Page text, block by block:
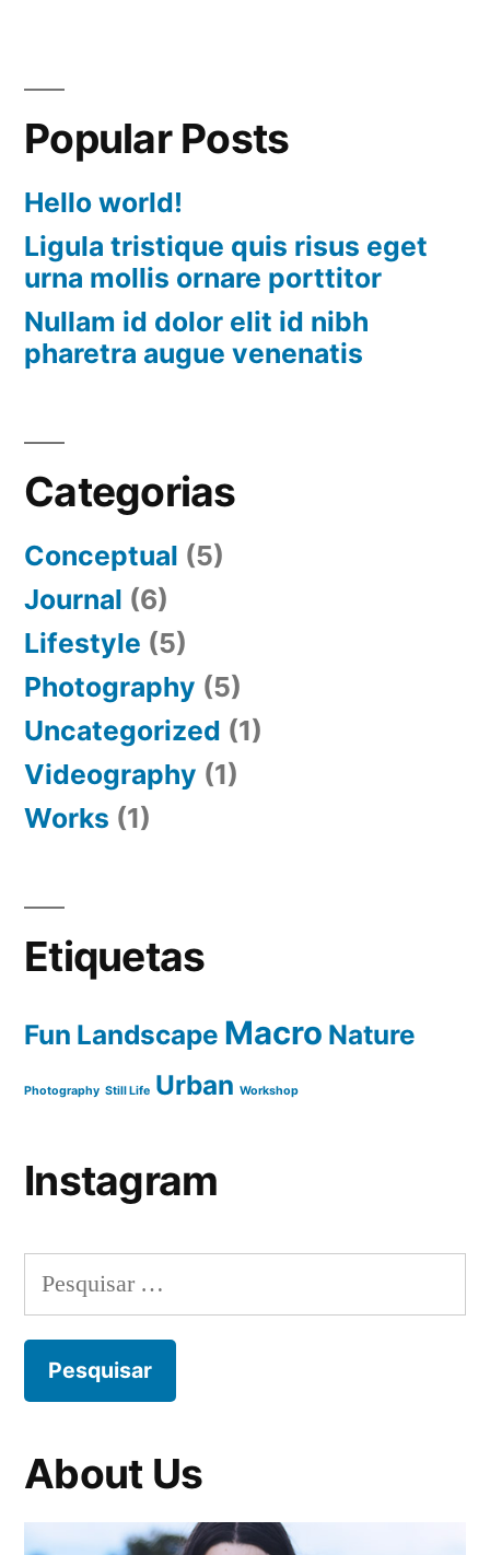
Popular Posts
Hello world!
Ligula tristique quis risus eget
urna mollis ornare porttitor
Nullam id dolor elit id nibh
pharetra augue venenatis
Categorias
Conceptual (5)
Journal (6)
Lifestyle (5)
Photography (5)
Uncategorized (1)
Videography (1)
Works (1)
Etiquetas
Fun Landscape Macro Nature
Photography Still Life Urban Workshop
Instagram
Pesquisar
por:
About Us